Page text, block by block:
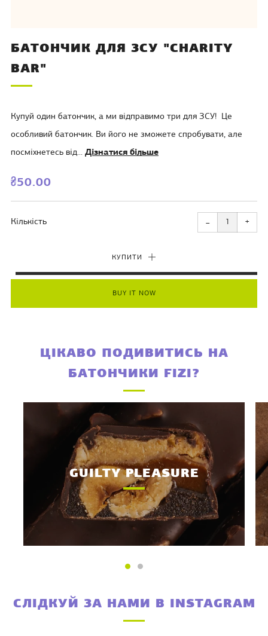
БАТОНЧИК ДЛЯ ЗСУ "CHARITY
BAR"
Купуй один батончик, а ми відправимо три для ЗСУ! Це
особливий батончик. Ви його не зможете спробувати, але
посміхнетесь від... Дізнатися більше
ЗВИЧАЙНА
ЦІНА
₴50.00
Кількість −
Зменшіть
кількість
товару
один
+
один
КУПИТИ
BUY IT NOW
ЦІКАВО ПОДИВИТИСЬ НА
БАТОНЧИКИ FIZI?
GUILTY PLEASURE
СЛІДКУЙ ЗА НАМИ В INSTAGRAM